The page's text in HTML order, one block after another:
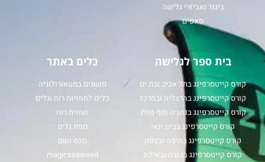
ביגוד ואביזרי גלישה
סאפים
בית ספר לגלישה
קורס קייטסרפינג בתל אביב ובת ים
קורס קייטסרפינג בהרצליה ובמרכז
קורס קייטסרפינג בנתניה חוף פולג
קורס קייטסרפינג בבית ינאי
קורס קייטסרפינג בחיפה ובצפון
קורס קייטסרפינג בכנרת ובאילת
כלים באתר
מושגים במטאורולוגיה
כלים לתחזיות רוח וגלים
תחזית רוח
מפת גלים
מכמ גשם
magicseaweed